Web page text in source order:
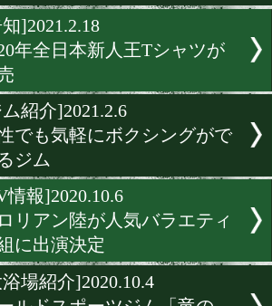
公開
[沖縄便り]2021.3.28
沖縄でキッズイベントを開
[告知]2021.2.18
2020年全日本新人王Tシャ
発売
[ジム紹介]2021.2.6
女性でも気軽にボクシング